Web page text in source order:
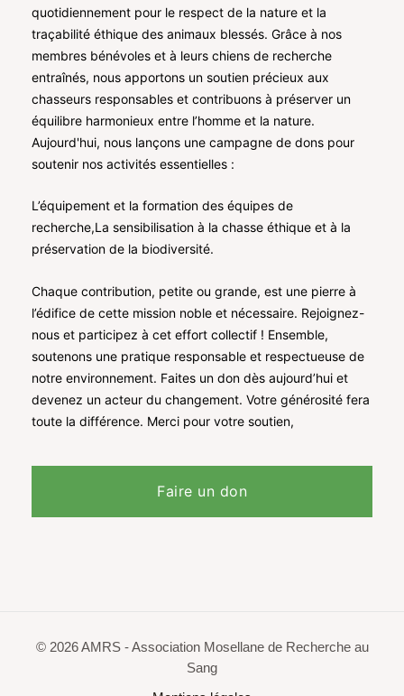
quotidiennement pour le respect de la nature et la
traçabilité éthique des animaux blessés. Grâce à nos
membres bénévoles et à leurs chiens de recherche
entraînés, nous apportons un soutien précieux aux
chasseurs responsables et contribuons à préserver un
équilibre harmonieux entre l’homme et la nature.
Aujourd'hui, nous lançons une campagne de dons pour
soutenir nos activités essentielles :
L’équipement et la formation des équipes de
recherche,La sensibilisation à la chasse éthique et à la
préservation de la biodiversité.
Chaque contribution, petite ou grande, est une pierre à
l’édifice de cette mission noble et nécessaire. Rejoignez-
nous et participez à cet effort collectif ! Ensemble,
soutenons une pratique responsable et respectueuse de
notre environnement. Faites un don dès aujourd’hui et
devenez un acteur du changement. Votre générosité fera
toute la différence. Merci pour votre soutien,
Faire un don
© 2026 AMRS - Association Mosellane de Recherche au
Sang